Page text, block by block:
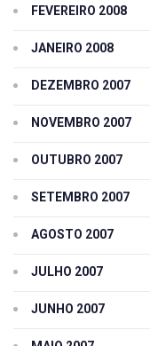
FEVEREIRO 2008
JANEIRO 2008
DEZEMBRO 2007
NOVEMBRO 2007
OUTUBRO 2007
SETEMBRO 2007
AGOSTO 2007
JULHO 2007
JUNHO 2007